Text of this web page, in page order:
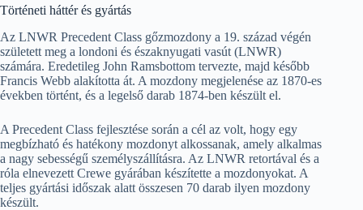
Történeti háttér és gyártás
Az LNWR Precedent Class gőzmozdony a 19. század végén
született meg a londoni és északnyugati vasút (LNWR)
számára. Eredetileg John Ramsbottom tervezte, majd később
Francis Webb alakította át. A mozdony megjelenése az 1870-es
években történt, és a legelső darab 1874-ben készült el.
A Precedent Class fejlesztése során a cél az volt, hogy egy
megbízható és hatékony mozdonyt alkossanak, amely alkalmas
a nagy sebességű személyszállításra. Az LNWR retortával és a
róla elnevezett Crewe gyárában készítette a mozdonyokat. A
teljes gyártási időszak alatt összesen 70 darab ilyen mozdony
készült.